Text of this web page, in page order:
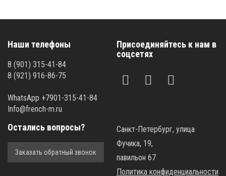
Наши телефоны
8 (901) 315-41-84
8 (921) 916-86-75
WhatsApp +7901-315-41-84
Info@french-m.ru
Присоединяйтесь к нам в
соцсетях
Остались вопросы?
Заказать обратный звонок
Санкт-Петербург, улица
Фучика, 19,
павильон 67
Политика конфиденциальности